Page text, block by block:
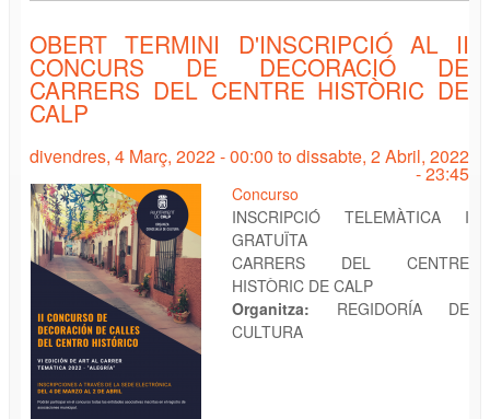
OBERT TERMINI D'INSCRIPCIÓ AL II
CONCURS DE DECORACIÓ DE
CARRERS DEL CENTRE HISTÒRIC DE
CALP
divendres, 4 Març, 2022 - 00:00 todissabte, 2 Abril, 2022
- 23:45
Concurso
INSCRIPCIÓ TELEMÀTICA I
GRATUÏTA
CARRERS DEL CENTRE
HISTÒRIC DE CALP
Organitza: REGIDORÍA DE
CULTURA